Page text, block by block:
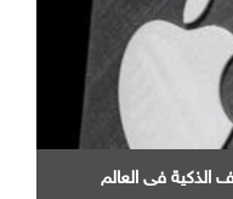
في العالم